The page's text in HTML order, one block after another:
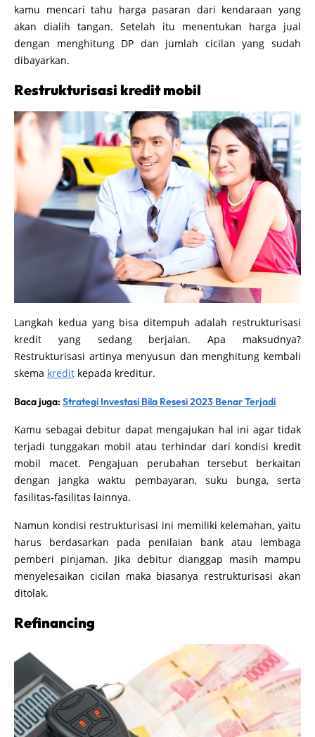
kamu mencari tahu harga pasaran dari kendaraan yang
akan dialih tangan. Setelah itu menentukan harga jual
dengan menghitung DP dan jumlah cicilan yang sudah
dibayarkan.
Restrukturisasi kredit mobil
Langkah kedua yang bisa ditempuh adalah restrukturisasi
kredit yang sedang berjalan. Apa maksudnya?
Restrukturisasi artinya menyusun dan menghitung kembali
skema kredit kepada kreditur.
Baca juga: Strategi Investasi Bila Resesi 2023 Benar Terjadi
Kamu sebagai debitur dapat mengajukan hal ini agar tidak
terjadi tunggakan mobil atau terhindar dari kondisi kredit
mobil macet. Pengajuan perubahan tersebut berkaitan
dengan jangka waktu pembayaran, suku bunga, serta
fasilitas-fasilitas lainnya.
Namun kondisi restrukturisasi ini memiliki kelemahan, yaitu
harus berdasarkan pada penilaian bank atau lembaga
pemberi pinjaman. Jika debitur dianggap masih mampu
menyelesaikan cicilan maka biasanya restrukturisasi akan
ditolak.
Refinancing